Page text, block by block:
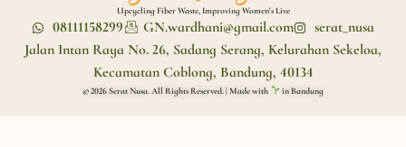
Upcycling Fiber Waste, Improving Women's Live
08111158299 GN.wardhani@gmail.com
serat_nusa
Jalan Intan Raya No. 26, Sadang Serang, Kelurahan Sekeloa,
Kecamatan Coblong, Bandung, 40134